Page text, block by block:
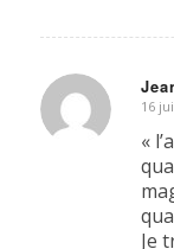
dit
:
16
«
Je